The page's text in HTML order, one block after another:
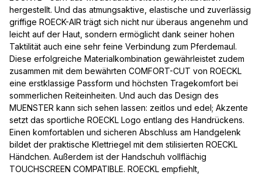
hergestellt. Und das atmungsaktive, elastische und zuverlässig
griffige ROECK-AIR trägt sich nicht nur überaus angenehm und
leicht auf der Haut, sondern ermöglicht dank seiner hohen
Taktilität auch eine sehr feine Verbindung zum Pferdemaul.
Diese erfolgreiche Materialkombination gewährleistet zudem
zusammen mit dem bewährten COMFORT-CUT von ROECKL
eine erstklassige Passform und höchsten Tragekomfort bei
sommerlichen Reiteinheiten. Und auch das Design des
MUENSTER kann sich sehen lassen: zeitlos und edel; Akzente
setzt das sportliche ROECKL Logo entlang des Handrückens.
Einen komfortablen und sicheren Abschluss am Handgelenk
bildet der praktische Klettriegel mit dem stilisierten ROECKL
Händchen. Außerdem ist der Handschuh vollflächig
TOUCHSCREEN COMPATIBLE. ROECKL empfiehlt,